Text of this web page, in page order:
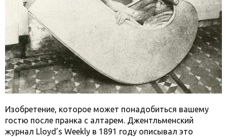
Изобретение, которое может понадобиться вашему
гостю после пранка с алтарем. Джентльменский
журнал Lloyd’s Weekly в 1891 году описывал это